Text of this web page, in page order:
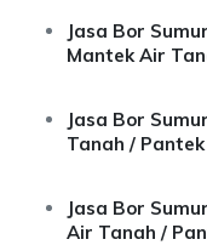
Jasa Bor
Mantek Air
Jasa Bor
Tanah /
Jasa Bor
Air Tanah /